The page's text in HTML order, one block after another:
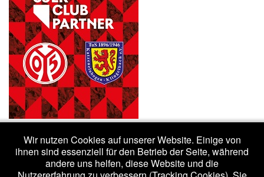
Wir nutzen Cookies auf unserer Website. Einige von
ihnen sind essenziell für den Betrieb der Seite, während
andere uns helfen, diese Website und die